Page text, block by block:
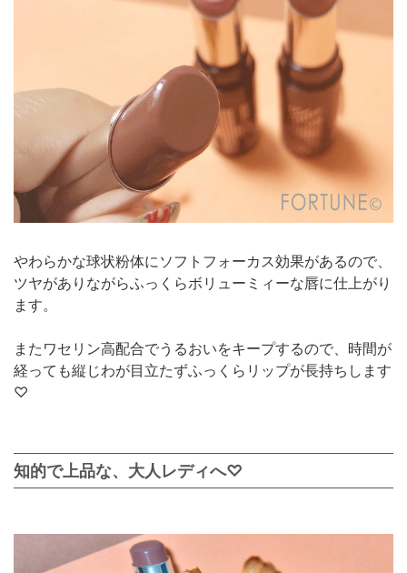
やわらかな球状粉体にソフトフォーカス効果があるので、
ツヤがありながらふっくらボリューミィーな唇に仕上がり
ます。
またワセリン高配合でうるおいをキープするので、時間が
経っても縦じわが目立たずふっくらリップが長持ちします
♡
知的で上品な、大人レディへ♡